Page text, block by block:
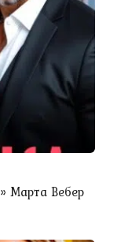
Марта Вебер